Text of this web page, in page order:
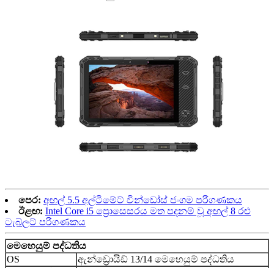
පෙර: අඟල් 5.5 අල්ටිමේට් වින්ඩෝස් ජංගම පරිගණකය
ඊළඟ: Intel Core i5 ප්‍රොසෙසරය මත පදනම් වූ අඟල් 8 රළු
ටැබ්ලට් පරිගණකය
මෙහෙයුම් පද්ධතිය
OS
ඇන්ඩ්‍රොයිඩ් 13/14 මෙහෙයුම් පද්ධතිය